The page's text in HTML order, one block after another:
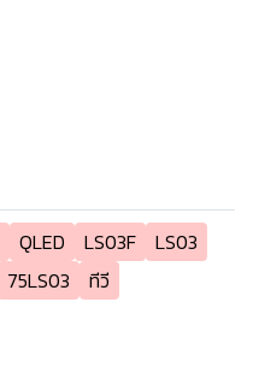
QLED LS03F
LS03
75LS03
ทีวี